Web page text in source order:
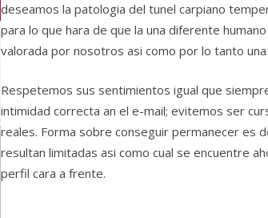
deseamos la patologia del tunel carpiano
para lo que hara de que la una diferente
valorada por nosotros asi como por lo tanto
Respetemos sus sentimientos igual que
intimidad correcta an el e-mail; evitemos ser
reales. Forma sobre conseguir permanecer es
resultan limitadas asi como cual se encuentre
perfil cara a frente.